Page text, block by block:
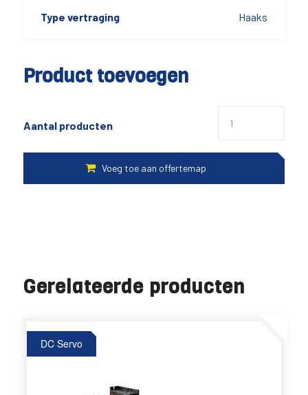
Product toevoegen
Aantal producten
Type vertraging Haaks
Gerelateerde producten
DC Servo